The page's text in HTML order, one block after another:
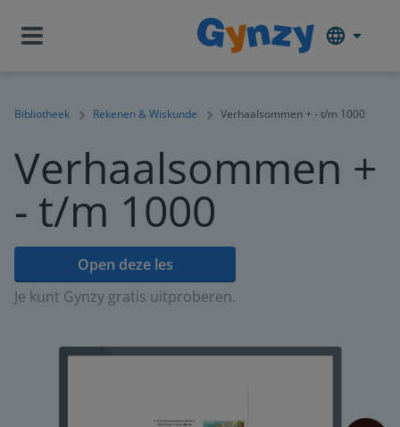
Bibliotheek Rekenen & Wiskunde Verhaalsommen + - t/m 1000
Verhaalsommen +
- t/m 1000
Open deze les
Je kunt Gynzy gratis uitproberen.